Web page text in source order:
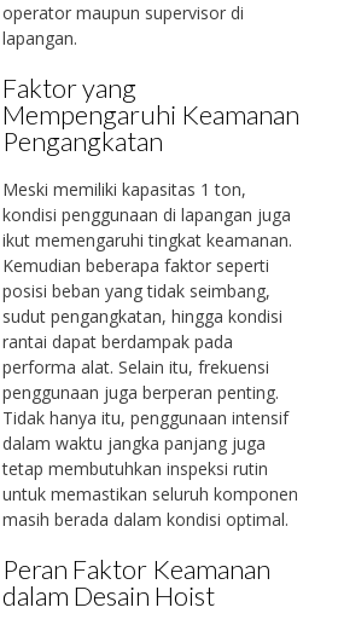
operator maupun supervisor di
lapangan.
Faktor yang
Mempengaruhi Keamanan
Pengangkatan
Meski memiliki kapasitas 1 ton,
kondisi penggunaan di lapangan juga
ikut memengaruhi tingkat keamanan.
Kemudian beberapa faktor seperti
posisi beban yang tidak seimbang,
sudut pengangkatan, hingga kondisi
rantai dapat berdampak pada
performa alat. Selain itu, frekuensi
penggunaan juga berperan penting.
Tidak hanya itu, penggunaan intensif
dalam waktu jangka panjang juga
tetap membutuhkan inspeksi rutin
untuk memastikan seluruh komponen
masih berada dalam kondisi optimal.
Peran Faktor Keamanan
dalam Desain Hoist